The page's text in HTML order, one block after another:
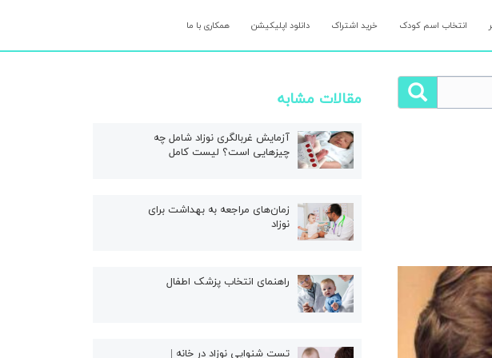
انتخاب اسم کودک خرید اشتراک دانلود اپلیکیشن همکاری با ما
مقالات مشابه
آزمایش غربالگری نوزاد شامل چه
چیزهایی است؟ لیست کامل
زمان‌های مراجعه به بهداشت برای
نوزاد
راهنمای انتخاب پزشک اطفال
تست شنوایی نوزاد در خانه |